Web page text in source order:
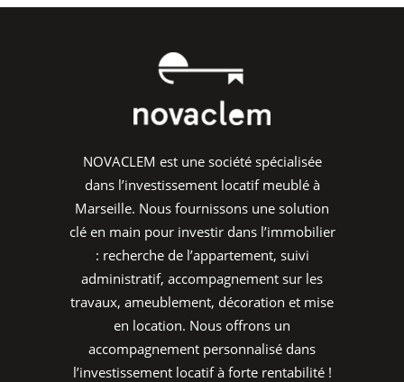
NOVACLEM est une société spécialisée
dans l’investissement locatif meublé à
Marseille. Nous fournissons une solution
clé en main pour investir dans l’immobilier
: recherche de l’appartement, suivi
administratif, accompagnement sur les
travaux, ameublement, décoration et mise
en location. Nous offrons un
accompagnement personnalisé dans
l’investissement locatif à forte rentabilité !